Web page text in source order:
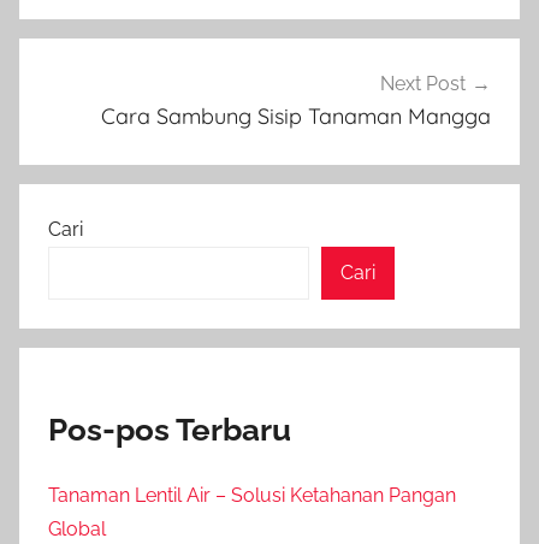
Next Post
Cara Sambung Sisip Tanaman Mangga
Cari
Cari
Pos-pos Terbaru
Tanaman Lentil Air – Solusi Ketahanan Pangan
Global